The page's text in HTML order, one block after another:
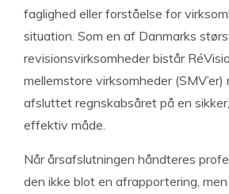
faglighed eller forståelse for
situation. Som en af Danmarks
revisionsvirksomheder bistår
mellemstore virksomheder
afsluttet regnskabsåret på en
effektiv måde.
Når årsafslutningen håndteres
den ikke blot en afrapportering,